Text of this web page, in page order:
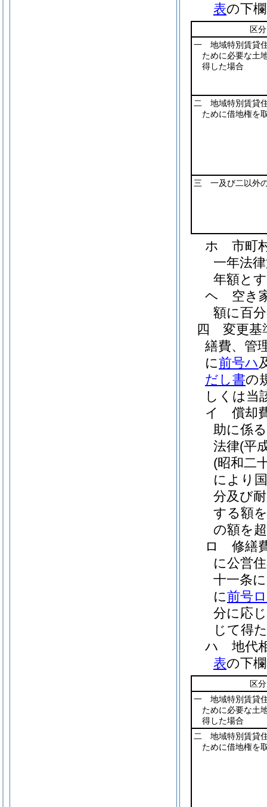
表の下
区分
一 地域特別賃貸
ために必要な土
得した場合
二 地域特別賃貸
ために借地権を
三 一及び二以外
ホ
市町
一年法
年額と
ヘ
空き
額に百
四
変更
繕費、管
に前号ハ
だし書の
しくは当
イ
償却
助に係
法律(平
(昭和二
により
分及び
する額
の額を
ロ
修繕
に公営
十一条
に前号
分に応
じて得
ハ
地代
表の下
区分
一 地域特別賃貸
ために必要な土
得した場合
二 地域特別賃貸
ために借地権を